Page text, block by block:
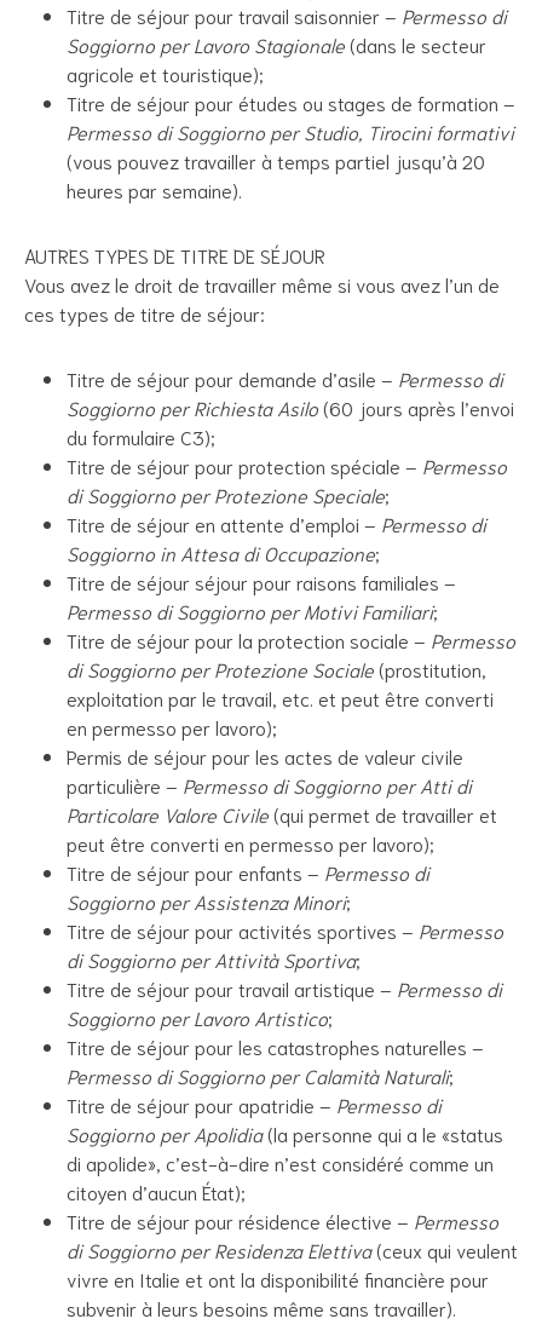
Titre de séjour pour travail saisonnier – Permesso di
Soggiorno per Lavoro Stagionale(dans le secteur
agricole et touristique);
Titre de séjour pour études ou stages de formation –
Permesso di Soggiorno per Studio, Tirocini formativi
(vous pouvez travailler à temps partiel jusqu’à 20
heures par semaine).
AUTRES TYPES DE TITRE DE SÉJOUR
Vous avez le droit de travailler même si vous avez l’un de
ces types de titre de séjour:
Titre de séjour pour demande d’asile – Permesso di
Soggiorno per Richiesta Asilo(60 jours après l’envoi
du formulaire C3);
Titre de séjour pour protection spéciale – Permesso
di Soggiorno per Protezione Speciale;
Titre de séjour en attente d’emploi – Permesso di
Soggiorno in Attesa di Occupazione;
Titre de séjour séjour pour raisons familiales –
Permesso di Soggiorno per Motivi Familiari;
Titre de séjour pour la protection sociale – Permesso
di Soggiorno per Protezione Sociale(prostitution,
exploitation par le travail, etc. et peut être converti
en permesso per lavoro);
Permis de séjour pour les actes de valeur civile
particulière – Permesso di Soggiorno per Atti di
Particolare Valore Civile(qui permet de travailler et
peut être converti en permesso per lavoro);
Titre de séjour pour enfants – Permesso di
Soggiorno per Assistenza Minori;
Titre de séjour pour activités sportives – Permesso
di Soggiorno per Attività Sportiva;
Titre de séjour pour travail artistique – Permesso di
Soggiorno per Lavoro Artistico;
Titre de séjour pour les catastrophes naturelles –
Permesso di Soggiorno per Calamità Naturali;
Titre de séjour pour apatridie – Permesso di
Soggiorno per Apolidia(la personne qui a le «status
di apolide», c’est-à-dire n’est considéré comme un
citoyen d’aucun État);
Titre de séjour pour résidence élective – Permesso
di Soggiorno per Residenza Elettiva(ceux qui veulent
vivre en Italie et ont la disponibilité financière pour
subvenir à leurs besoins même sans travailler).